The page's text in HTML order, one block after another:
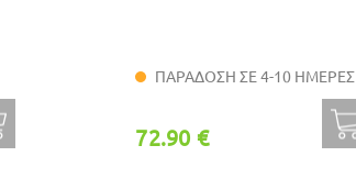
ΠΑΡΑΔΟΣΗ ΣΕ 4-10 ΗΜΕΡΕΣ
72.90 €